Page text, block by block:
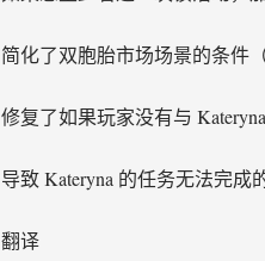
简化了双胞胎市场场景的条件
修复了如果玩家没有与 Kateryna
导致 Kateryna 的任务无法完成
翻译